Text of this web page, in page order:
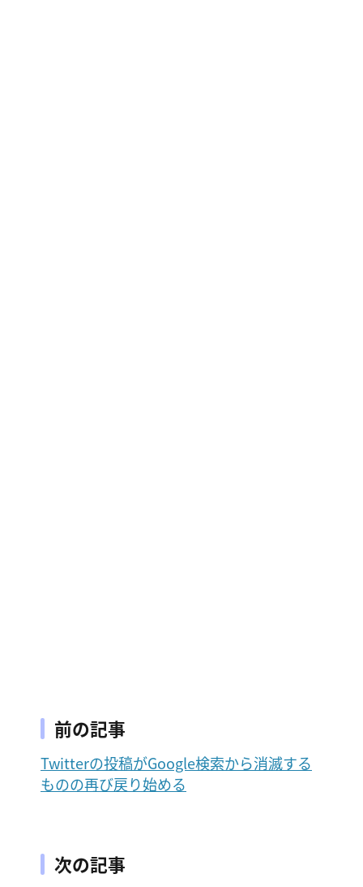
前の記事
Twitterの投稿がGoogle検索から消滅する
ものの再び戻り始める
次の記事